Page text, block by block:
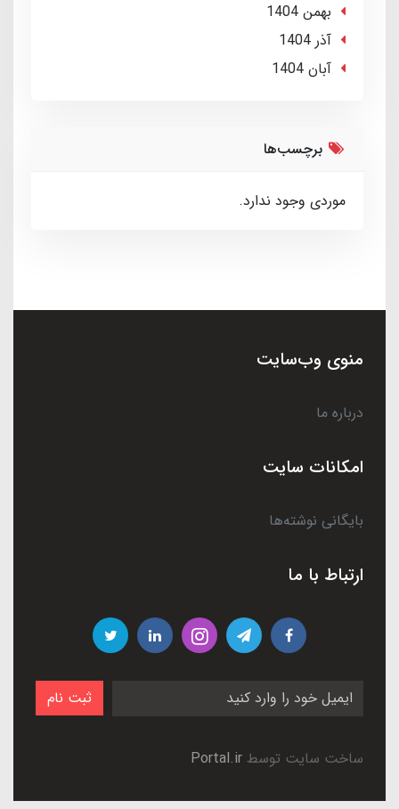
بهمن 1404
آذر 1404
آبان 1404
برچسب‌ها
موردی وجود ندارد.
منوی وب‌سایت
درباره ما
امکانات سایت
بایگانی نوشته‌ها
ارتباط با ما
ثبت نام
ساخت سایت توسط Portal.ir